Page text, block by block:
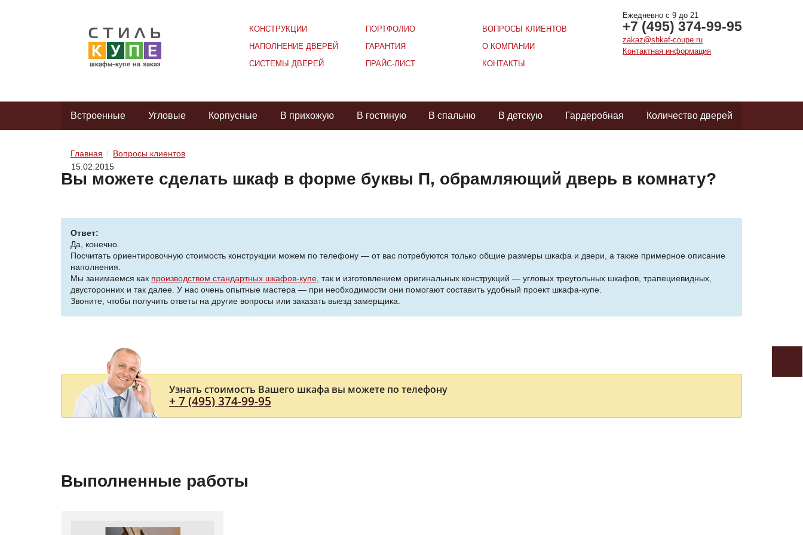
Ежедневно с 9 до 21
+7 (495) 374-99-95
zakaz@shkaf-coupe.ru
Контактная информация
КОНСТРУКЦИИ
НАПОЛНЕНИЕ ДВЕРЕЙ
СИСТЕМЫ ДВЕРЕЙ
ПОРТФОЛИО
ГАРАНТИЯ
ПРАЙС-ЛИСТ
ВОПРОСЫ КЛИЕНТОВ
О КОМПАНИИ
КОНТАКТЫ
Встроенные Угловые Корпусные В прихожую В гостиную В спальню В детскую Гардеробная Количество дверей
Главная
Вопросы клиентов
15.02.2015
Вы можете сделать шкаф в форме буквы П, обрамляющий дверь в комнату?
Ответ:
Да, конечно.
Посчитать ориентировочную стоимость конструкции можем по телефону — от вас потребуются только общие размеры шкафа и двери, а также примерное описание
наполнения.
Мы занимаемся как производством стандартных шкафов-купе , так и изготовлением оригинальных конструкций — угловых треугольных шкафов, трапециевидных,
двусторонних и так далее. У нас очень опытные мастера — при необходимости они помогают составить удобный проект шкафа-купе.
Звоните, чтобы получить ответы на другие вопросы или заказать выезд замерщика.
Узнать стоимость Вашего шкафа вы можете по телефону
+ 7 (495) 374-99-95
Выполненные работы